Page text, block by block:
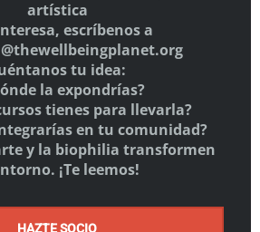
estratégico del Programa Nacional